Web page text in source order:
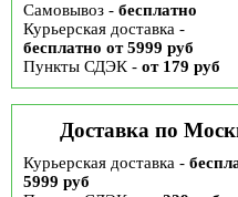
Самовывоз - бесплатно
Курьерская доставка -
бесплатно от 5999 руб
Пункты СДЭК - от 179 руб
Доставка по
Курьерская доставка -
5999 руб